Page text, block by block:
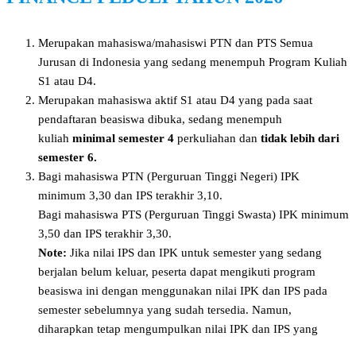
Merupakan mahasiswa/mahasiswi PTN dan PTS Semua
Jurusan di Indonesia yang sedang menempuh Program Kuliah
S1 atau D4.
Merupakan mahasiswa aktif S1 atau D4 yang pada saat
pendaftaran beasiswa dibuka, sedang menempuh
kuliah minimal semester 4 perkuliahan dan tidak lebih dari
semester 6.
Bagi mahasiswa PTN (Perguruan Tinggi Negeri) IPK
minimum 3,30 dan IPS terakhir 3,10.
Bagi mahasiswa PTS (Perguruan Tinggi Swasta) IPK minimum
3,50 dan IPS terakhir 3,30.
Note: Jika nilai IPS dan IPK untuk semester yang sedang
berjalan belum keluar, peserta dapat mengikuti program
beasiswa ini dengan menggunakan nilai IPK dan IPS pada
semester sebelumnya yang sudah tersedia. Namun,
diharapkan tetap mengumpulkan nilai IPK dan IPS yang